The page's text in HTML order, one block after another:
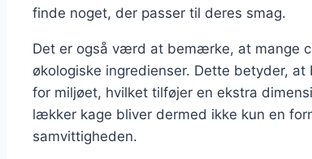
finde noget, der passer til deres smag.
Det er også værd at bemærke, at mange
økologiske ingredienser. Dette betyder,
for miljøet, hvilket tilføjer en ekstra
lækker kage bliver dermed ikke kun en
samvittigheden.